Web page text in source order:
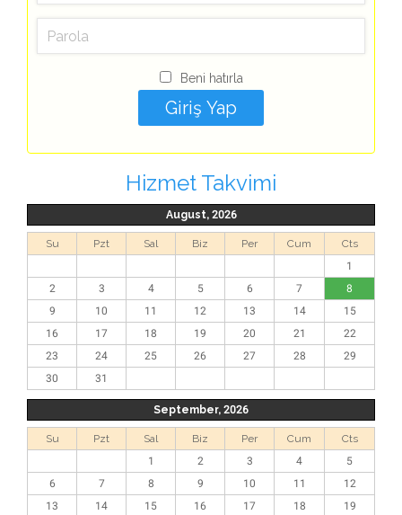
Beni hatırla
Hizmet Takvimi
August, 2026
Su Pzt Sal Biz Per Cum
Cts
1
2
3 4 5 6 7
8
9
10 11 12 13 14
15
16
17 18 19 20 21
22
23
24 25 26 27 28
29
30
31
September, 2026
Su Pzt Sal Biz Per Cum
Cts
1
2 3 4
5
6
7 8 9 10 11
12
13
14 15 16 17 18
19